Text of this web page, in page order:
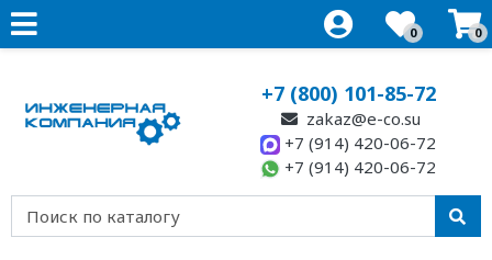
0 0
+7 (800) 101-85-72
zakaz@e-co.su
+7 (914) 420-06-72
+7 (914) 420-06-72